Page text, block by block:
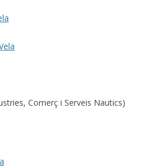
Comerç i Serveis Nautics)